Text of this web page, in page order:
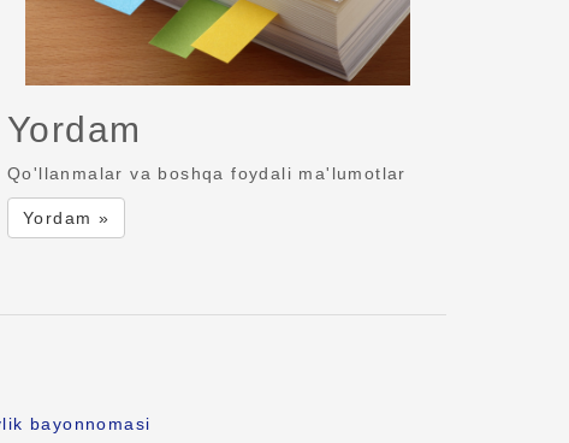
Yordam
Qo'llanmalar va boshqa foydali ma'lumotlar
Yordam »
bayonnomasi